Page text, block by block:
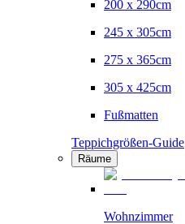
200 x 290cm
245 x 305cm
275 x 365cm
305 x 425cm
Fußmatten
Teppichgrößen-Guide
Räume
Wohnzimmer